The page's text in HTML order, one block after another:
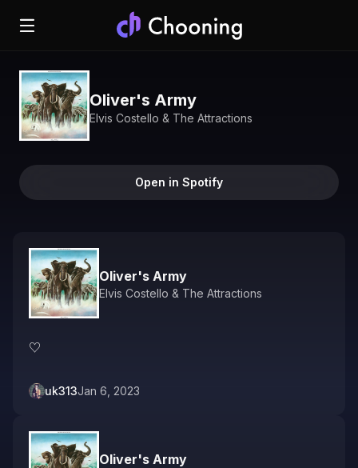
Oliver's Army
Elvis Costello & The Attractions
Open in Spotify
Oliver's Army
Elvis Costello & The Attractions
♡
uk313Jan 6, 2023
Oliver's Army